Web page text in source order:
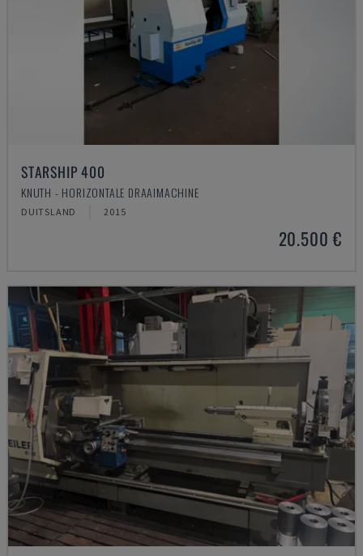
STARSHIP 400
KNUTH - HORIZONTALE DRAAIMACHINE
DUITSLAND 2015
20.500 €